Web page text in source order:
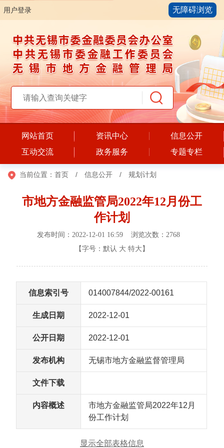
用户登录 无障碍浏览
网站首页 资讯中心
信息公开
互动交流
政务服务 专题专栏
当前位置： 首页 / 信息公开 / 规划计划
市地方金融监管局2022年12月份工
作计划
发布时间：2022-12-01 16:59 浏览次数：2768
【字号： 默认 大 特大 】
信息索引号 014007844/2022-00161
生成日期 2022-12-01
公开日期 2022-12-01
发布机构 无锡市地方金融监督管理局
文件下载
内容概述
市地方金融监管局2022年12月
份工作计划
显示全部表格信息